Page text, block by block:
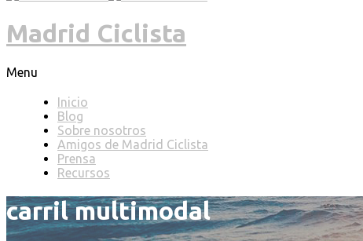
Madrid Ciclista
Menu
Inicio
Blog
Sobre nosotros
Amigos de Madrid Ciclista
Prensa
Recursos
carril multimodal